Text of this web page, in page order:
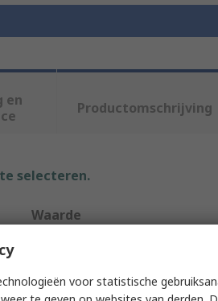
en
Productomschrijving
selecteren.
Waarde
Ball-Pein Hammer
voor statistische